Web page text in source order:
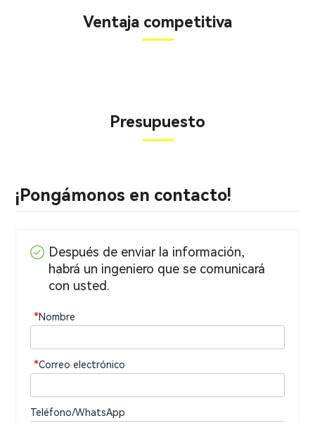
Ventaja competitiva
Presupuesto
¡Pongámonos en contacto!
Después de enviar la información,
habrá un ingeniero que se comunicará
con usted.
*Nombre
*Correo electrónico
Teléfono/WhatsApp